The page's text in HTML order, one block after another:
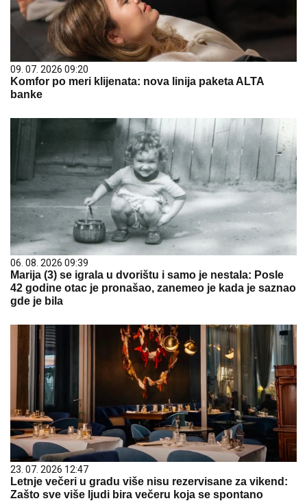
09. 07. 2026 09:20
Komfor po meri klijenata: nova linija paketa ALTA
banke
06. 08. 2026 09:39
Marija (3) se igrala u dvorištu i samo je nestala: Posle
42 godine otac je pronašao, zanemeo je kada je saznao
gde je bila
23. 07. 2026 12:47
Letnje večeri u gradu više nisu rezervisane za vikend:
Zašto sve više ljudi bira večeru koja se spontano